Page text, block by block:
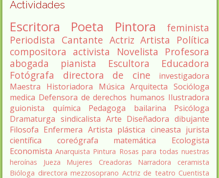
Actividades
Escritora Poeta Pintora
feminista
Periodista Cantante Actriz Artista
Política
compositora activista Novelista
Profesora
abogada
pianista Escultora
Educadora
Fotógrafa
directora de cine
investigadora
Maestra
Historiadora Música Arquitecta Socióloga
medica Defensora de derechos humanos Ilustradora
guionista
química Pedagoga bailarina
Psicóloga
Dramaturga sindicalista Arte Diseñadora dibujante
Filosofa Enfermera Artista plástica cineasta jurista
científica
coreógrafa matemática
Ecologista
Economista Anarquista Pintura Rosas para todas nuestras
heroínas
Jueza Mujeres Creadoras Narradora
ceramista
Bióloga directora mezzosoprano Actriz de teatro Cuentista